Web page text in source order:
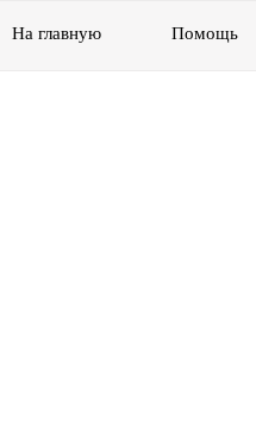
На главную Помощь